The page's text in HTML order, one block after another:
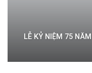
LỄ KỶ NIỆM 75